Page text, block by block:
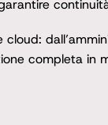
completa in